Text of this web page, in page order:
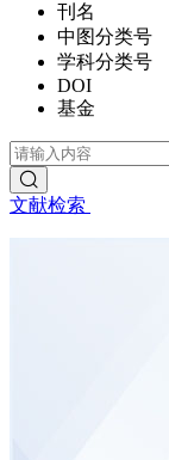
刊名
中图分类号
学科分类号
DOI
基金
文献检索